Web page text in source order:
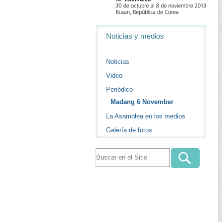
Noticias y medios
Noticias
Video
Periódico
Madang 6 November
La Asamblea en los medios
Galería de fotos